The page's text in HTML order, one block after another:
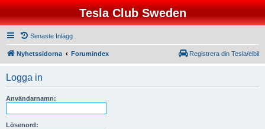
Tesla Club Sweden
Senaste Inlägg
Nyhetssidorna Forumindex Registrera din Tesla/elbil
Logga in
Användarnamn:
Lösenord: